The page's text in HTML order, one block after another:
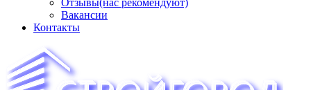
Отзывы(нас рекомендуют)
Вакансии
Контакты